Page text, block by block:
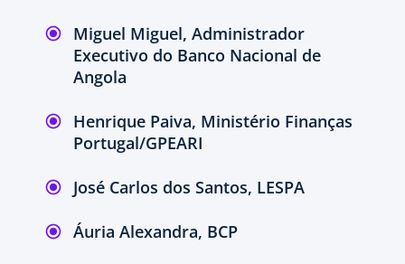
Miguel Miguel, Administrador
Executivo do Banco Nacional de
Angola
Henrique Paiva, Ministério Finanças
Portugal/GPEARI
José Carlos dos Santos, LESPA
Áuria Alexandra, BCP